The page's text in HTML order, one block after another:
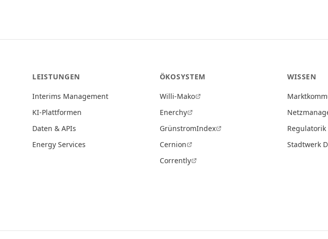
LEISTUNGEN
Interims Management
KI-Plattformen
Daten & APIs
Energy Services
ÖKOSYSTEM
Willi-Mako
Enerchy
GrünstromIndex
Cernion
Corrently
WISSEN
Regulatorik
Stadtwerk